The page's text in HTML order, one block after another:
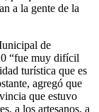
a la gente de la
de
“fue muy difícil
turística que es
agregó que
que estuvo
a los artesanos, a